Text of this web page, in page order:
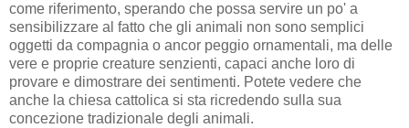
come riferimento, sperando che possa servire un po' a
sensibilizzare al fatto che gli animali non sono semplici
oggetti da compagnia o ancor peggio ornamentali, ma delle
vere e proprie creature senzienti, capaci anche loro di
provare e dimostrare dei sentimenti. Potete vedere che
anche la chiesa cattolica si sta ricredendo sulla sua
concezione tradizionale degli animali.